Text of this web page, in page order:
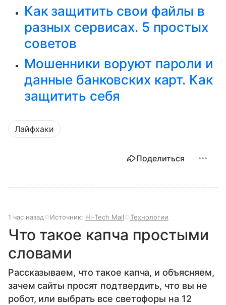
Как защитить свои файлы в
разных сервисах. 5 простых
советов
Мошенники воруют пароли и
данные банковских карт. Как
защитить себя
Лайфхаки
Поделиться
1 час назад Источник: Hi-Tech Mail Технологии
Что такое капча простыми
словами
Рассказываем, что такое капча, и объясняем,
зачем сайты просят подтвердить, что вы не
робот, или выбрать все светофоры на 12